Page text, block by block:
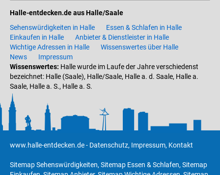
Halle-entdecken.de aus Halle/Saale
Sehenswürdigkeiten in Halle
Essen & Schlafen in Halle
Einkaufen in Halle
Anbieter & Dienstleister in Halle
Wichtige Adressen in Halle
Wissenswertes über Halle
News
Impressum
Wissenswertes: Halle wurde im Laufe der Jahre verschiedenst
bezeichnet: Halle (Saale), Halle/Saale, Halle a. d. Saale, Halle a.
Saale, Halle a. S., Halle a. S.
www.halle-entdecken.de- Datenschutz, Impressum, Kontakt
Sitemap Sehenswürdigkeiten, Sitemap Essen & Schlafen, Sitemap